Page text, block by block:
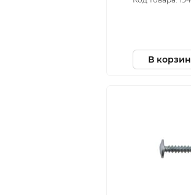
В